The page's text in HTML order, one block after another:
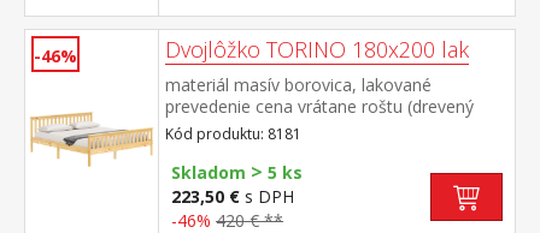
-46% Dvojlôžko TORINO 180x200 lak
materiál masív borovica, lakované
prevedenie cena vrátane roštu (drevený
latkový) bez matraca odporúčaný rozmer
matraca 180 × 200 cm alebo 2 kusy 90 ×
200 cm
Kód produktu: 8181
Skladom > 5 ks
223,50 € s DPH
-46% 420 € **